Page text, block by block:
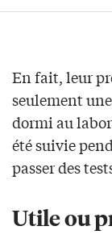
En fait, leur
seulement
dormi au
été suivie
passer des
Utile ou